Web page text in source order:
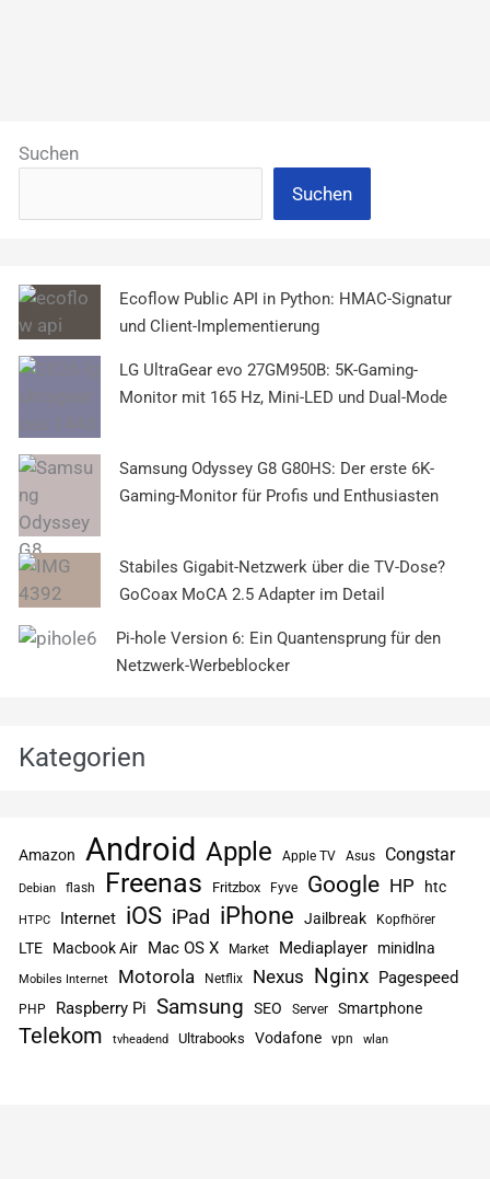
Suchen
Suchen
Ecoflow Public API in Python: HMAC-Signatur
und Client-Implementierung
LG UltraGear evo 27GM950B: 5K-Gaming-
Monitor mit 165 Hz, Mini-LED und Dual-Mode
Samsung Odyssey G8 G80HS: Der erste 6K-
Gaming-Monitor für Profis und Enthusiasten
Stabiles Gigabit-Netzwerk über die TV-Dose?
GoCoax MoCA 2.5 Adapter im Detail
Pi-hole Version 6: Ein Quantensprung für den
Netzwerk-Werbeblocker
Kategorien
Amazon Android Apple Apple TV Asus Congstar
Debian flash Freenas Fritzbox Fyve Google HP htc
HTPC Internet iOS iPad iPhone Jailbreak Kopfhörer
LTE Macbook Air Mac OS X Market Mediaplayer minidlna
Mobiles Internet Motorola Netflix Nexus Nginx Pagespeed
PHP Raspberry Pi Samsung SEO Server Smartphone
Telekom tvheadend Ultrabooks Vodafone vpn wlan